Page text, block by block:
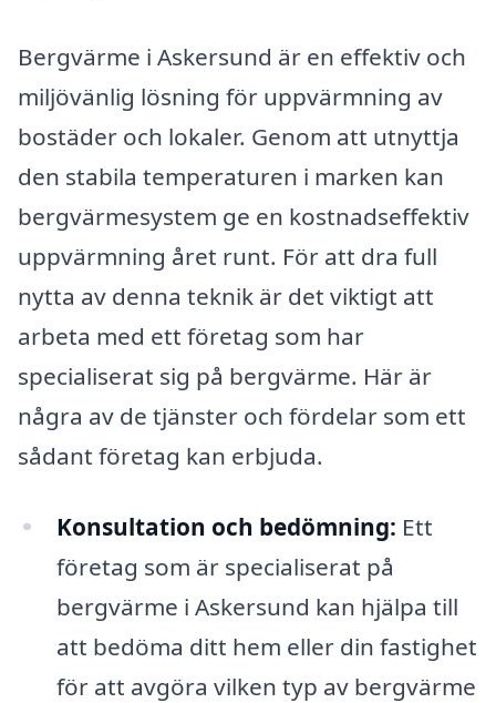
Bergvärme i Askersund är en effektiv och
miljövänlig lösning för uppvärmning av
bostäder och lokaler. Genom att utnyttja
den stabila temperaturen i marken kan
bergvärmesystem ge en kostnadseffektiv
uppvärmning året runt. För att dra full
nytta av denna teknik är det viktigt att
arbeta med ett företag som har
specialiserat sig på bergvärme. Här är
några av de tjänster och fördelar som ett
sådant företag kan erbjuda.
Konsultation och bedömning: Ett
företag som är specialiserat på
bergvärme i Askersund kan hjälpa till
att bedöma ditt hem eller din fastighet
för att avgöra vilken typ av bergvärme